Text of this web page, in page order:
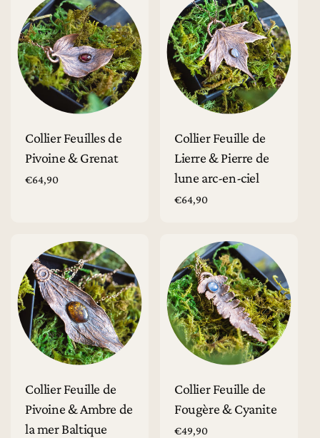
Ajouter au panier
Collier Feuilles de
Pivoine & Grenat
Prix
€64,90
Ajouter au panier
Collier Feuille de
Lierre & Pierre de
lune arc-en-ciel
Prix
€64,90
Ajouter au panier
Collier Feuille de
Pivoine & Ambre de
la mer Baltique
Ajouter au panier
Collier Feuille de
Fougère & Cyanite
Prix
€49,90